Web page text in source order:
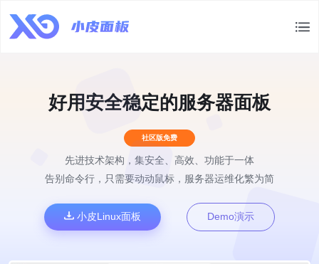
好用安全稳定的服务器面板
社区版免费
先进技术架构，集安全、高效、功能于一体
告别命令行，只需要动动鼠标，服务器运维化繁为简
小皮Linux面板 Demo演示